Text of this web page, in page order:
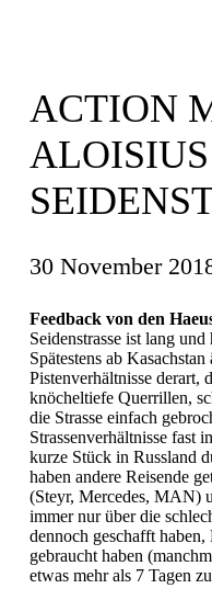
ACTION
30 November
Feedback von den
Seidenstrasse ist lang
Spätestens ab
Pistenverhältnisse derart,
knöcheltiefe Querrillen,
die Strasse einfach
Strassenverhältnisse fast
kurze Stück in Russland
haben andere Reisende
(Steyr, Mercedes, MAN)
immer nur über die
dennoch geschafft
gebraucht haben
etwas mehr als 7 Tagen